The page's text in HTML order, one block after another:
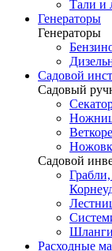
Тали и
Генераторы
Генераторы
Садовой
Садовый
Садовой
Расходные